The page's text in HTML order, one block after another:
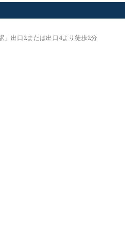
」出口2または出口4より徒歩2分